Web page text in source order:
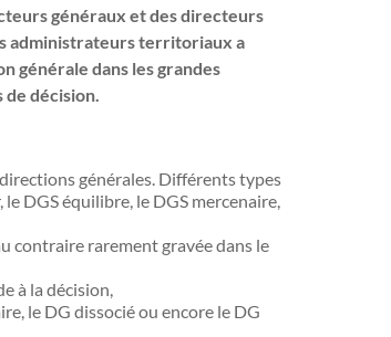
généraux et des directeurs
administrateurs territoriaux a
générale dans les grandes
décision.
générales. Différents types
DGS équilibre, le DGS mercenaire,
contraire rarement gravée dans le
à la décision,
le DG dissocié ou encore le DG